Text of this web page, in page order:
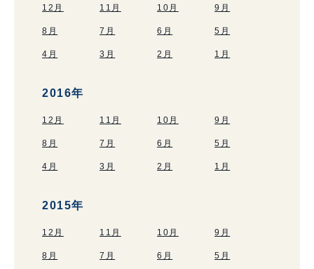
12月 11月 10月 9月
8月 7月 6月 5月
4月 3月 2月 1月
2016年
12月 11月 10月 9月
8月 7月 6月 5月
4月 3月 2月 1月
2015年
12月 11月 10月 9月
8月 7月 6月 5月